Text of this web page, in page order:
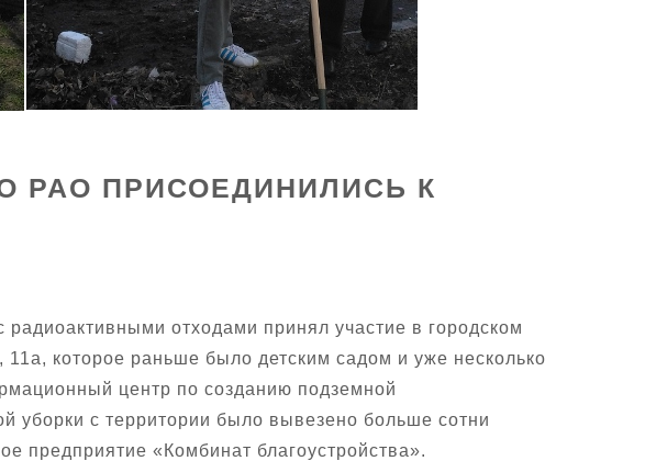
РАО ПРИСОЕДИНИЛИСЬ К
отходами принял участие в городском
которое раньше было детским садом и уже несколько
центр по созданию подземной
уборки с территории было вывезено больше сотни
предприятие «Комбинат благоустройства».